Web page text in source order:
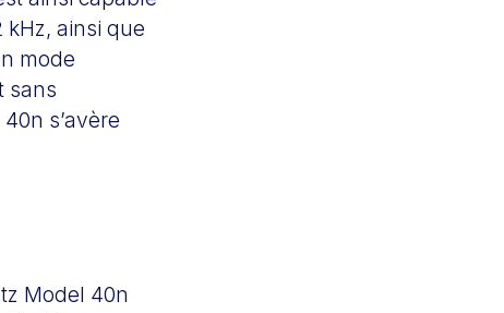
kHz, ainsi que
mode
sans
s’avère
Model 40n